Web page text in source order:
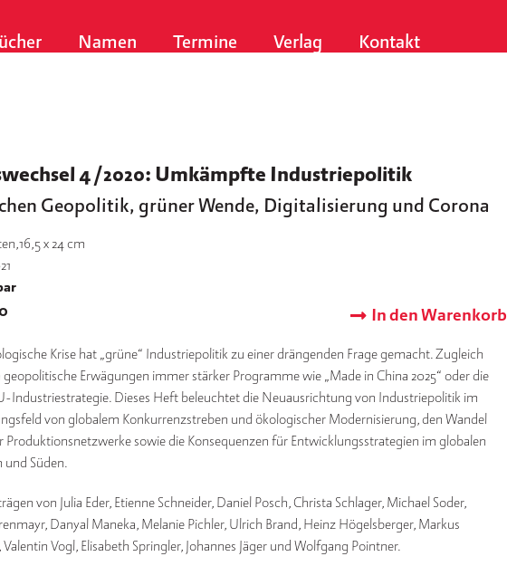
Namen Termine Verlag Kontakt
4/2020: Umkämpfte Industriepolitik
Geopolitik, grüner Wende, Digitalisierung und Corona
x 24 cm
In den Warenkorb
Kri­se hat „grü­ne“ Indus­trie­po­li­tik zu einer drän­gen­den Fra­ge gemacht. Zugleich
Erwä­gun­gen immer stär­ker Pro­gram­me wie „Made in Chi­na 2025“ oder die
Indus­trie­stra­te­gie. Dieses Heft beleuch­tet die Neu­aus­rich­tung von Indus­trie­po­li­tik im
von glo­ba­lem Kon­kur­renz­stre­ben und öko­lo­gi­scher Moder­ni­sie­rung, den Wan­del
Pro­duk­ti­ons­netz­wer­ke sowie die Kon­se­quen­zen für Ent­wick­lungs­stra­te­gien im glo­ba­len
und Süden.
von Julia Eder, Eti­en­ne Schneider, Dani­el Posch, Chris­ta Schla­ger, Micha­el Soder,
Dan­y­al Maneka, Mela­nie Pich­ler, Ulrich Brand, Heinz Högels­ber­ger, Mar­kus
Valen­tin Vogl, Eli­sa­beth Springler, Johan­nes Jäger und Wolf­gang Pointner.